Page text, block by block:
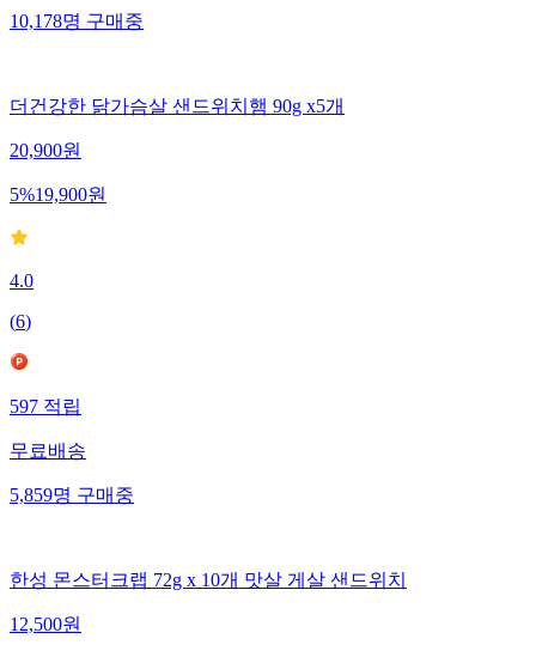
10,178명 구매중
더건강한 닭가슴살 샌드위치햄 90g x5개
20,900원
5%19,900원
4.0
(6)
597 적립
무료배송
5,859명 구매중
한성 몬스터크랩 72g x 10개 맛살 게살 샌드위치
12,500원